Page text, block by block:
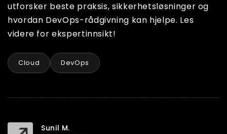
utforsker beste praksis, sikkerhetsløsninger og
hvordan DevOps-rådgivning kan hjelpe. Les
videre for ekspertinnsikt!
Cloud DevOps
Sunil M.